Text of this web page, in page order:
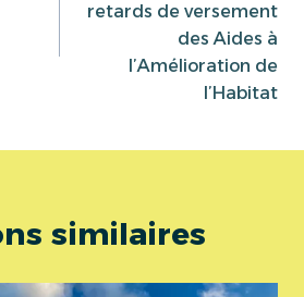
retards de versement
des Aides à
l’Amélioration de
l’Habitat
similaires